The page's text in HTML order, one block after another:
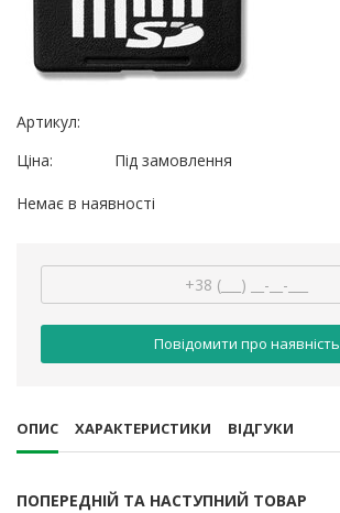
Артикул:
Ціна:
Під замовлення
Немає в наявності
Повідомити про наявність
ОПИС ХАРАКТЕРИСТИКИ ВІДГУКИ
ПОПЕРЕДНІЙ ТА НАСТУПНИЙ ТОВАР